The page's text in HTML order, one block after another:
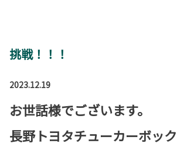
挑戦！！！
2023.12.19
お世話様でございます。
長野トヨタチューカーボッ